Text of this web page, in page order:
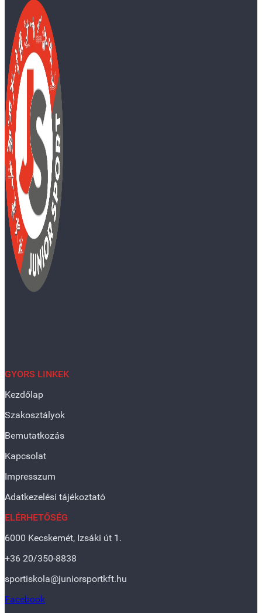
GYORS LINKEK
Kezdőlap
Szakosztályok
Bemutatkozás
Kapcsolat
Impresszum
Adatkezelési tájékoztató
ELÉRHETŐSÉG
6000 Kecskemét, Izsáki út 1.
+36 20/350-8838
sportiskola@juniorsportkft.hu
Facebook